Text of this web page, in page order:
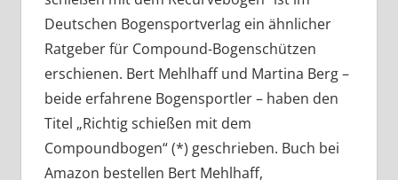
Deutschen Bogensportverlag ein ähnlicher
Ratgeber für Compound-Bogenschützen
erschienen. Bert Mehlhaff und Martina Berg –
beide erfahrene Bogensportler – haben den
Titel „Richtig schießen mit dem
Compoundbogen“ (*) geschrieben. Buch bei
Amazon bestellen Bert Mehlhaff,